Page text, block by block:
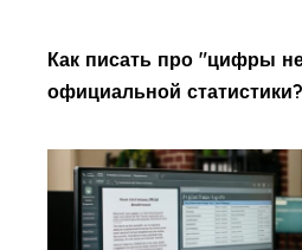
Как писать про "цифры
официальной статистики?